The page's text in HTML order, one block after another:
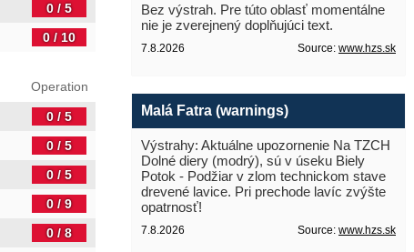
0 / 5
0 / 10
Operation
0 / 5
0 / 5
0 / 5
0 / 9
0 / 8
Bez výstrah. Pre túto oblasť momentálne
nie je zverejnený doplňujúci text.
7.8.2026 Source: www.hzs.sk
Malá Fatra (warnings)
Výstrahy: Aktuálne upozornenie Na TZCH
Dolné diery (modrý), sú v úseku Biely
Potok - Podžiar v zlom technickom stave
drevené lavice. Pri prechode lavíc zvýšte
opatrnosť!
7.8.2026 Source: www.hzs.sk